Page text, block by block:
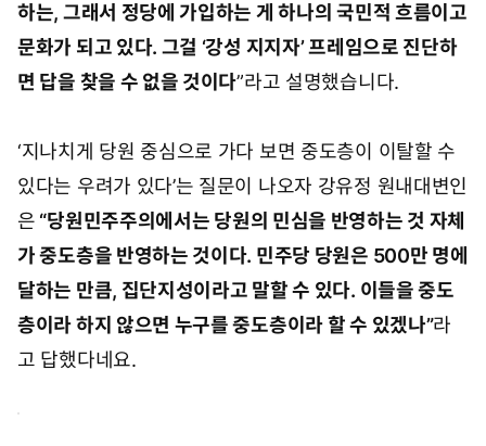
하는, 그래서 정당에 가입하는 게 하나의 국민적 흐름이고
문화가 되고 있다. 그걸 ‘강성 지지자’ 프레임으로 진단하
면 답을 찾을 수 없을 것이다”라고 설명했습니다.
‘지나치게 당원 중심으로 가다 보면 중도층이 이탈할 수
있다는 우려가 있다’는 질문이 나오자 강유정 원내대변인
은 “당원민주주의에서는 당원의 민심을 반영하는 것 자체
가 중도층을 반영하는 것이다. 민주당 당원은 500만 명에
달하는 만큼, 집단지성이라고 말할 수 있다. 이들을 중도
층이라 하지 않으면 누구를 중도층이라 할 수 있겠나”라
고 답했다네요.